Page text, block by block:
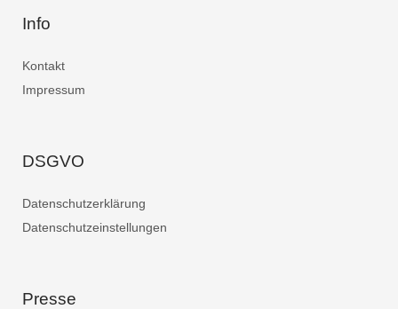
Info
Kontakt
Impressum
DSGVO
Datenschutzerklärung
Datenschutzeinstellungen
Presse